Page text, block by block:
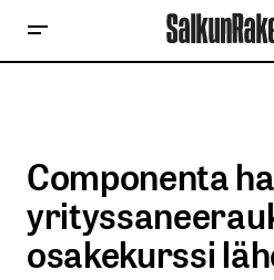
Componenta
osakekurssi